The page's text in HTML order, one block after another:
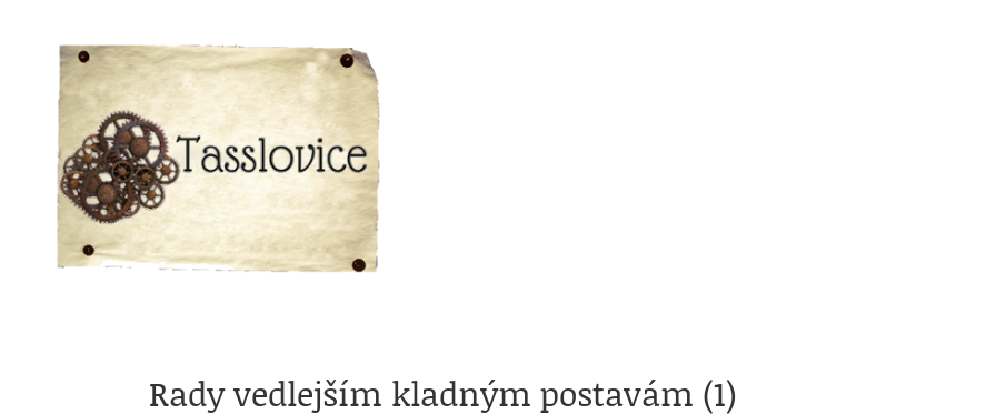
Rady vedlejším kladným postavám (1)